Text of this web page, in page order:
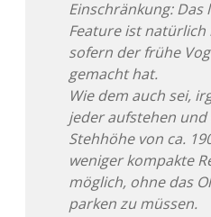
Einschränkung:
Feature ist
sofern der frühe
gemacht hat.
Wie dem auch sei,
jeder aufstehen
Stehhöhe von ca.
weniger kompakte
möglich, ohne das
parken zu müssen.